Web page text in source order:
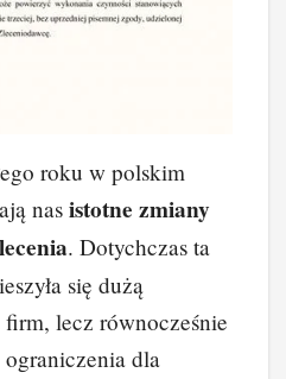
roku w polskim
nasistotne zmiany
. Dotychczas ta
się dużą
lecz równocześnie
ograniczenia dla